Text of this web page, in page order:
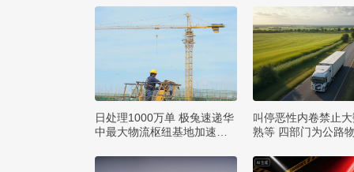
日处理1000万单 极兔速递华
中最大物流枢纽基地加速建
叫停恶性内卷禁止
熟等 四部门为公路